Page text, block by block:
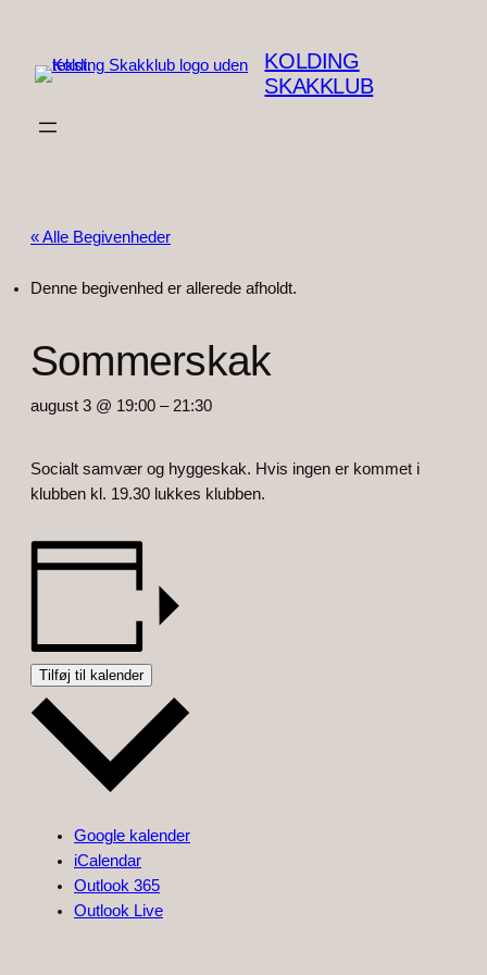
KOLDING
SKAKKLUB
« Alle Begivenheder
Denne begivenhed er allerede afholdt.
Sommerskak
august 3 @ 19:00 –21:30
Socialt samvær og hyggeskak. Hvis ingen er kommet i
klubben kl. 19.30 lukkes klubben.
Tilføj til kalender
Google kalender
iCalendar
Outlook 365
Outlook Live